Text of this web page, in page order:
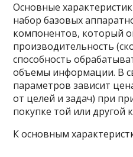
Основные
набор базовых
компонентов, который
производительность
способность
объемы информации. В
параметров зависит
от целей и задач) при
покупке той или другой
К основным